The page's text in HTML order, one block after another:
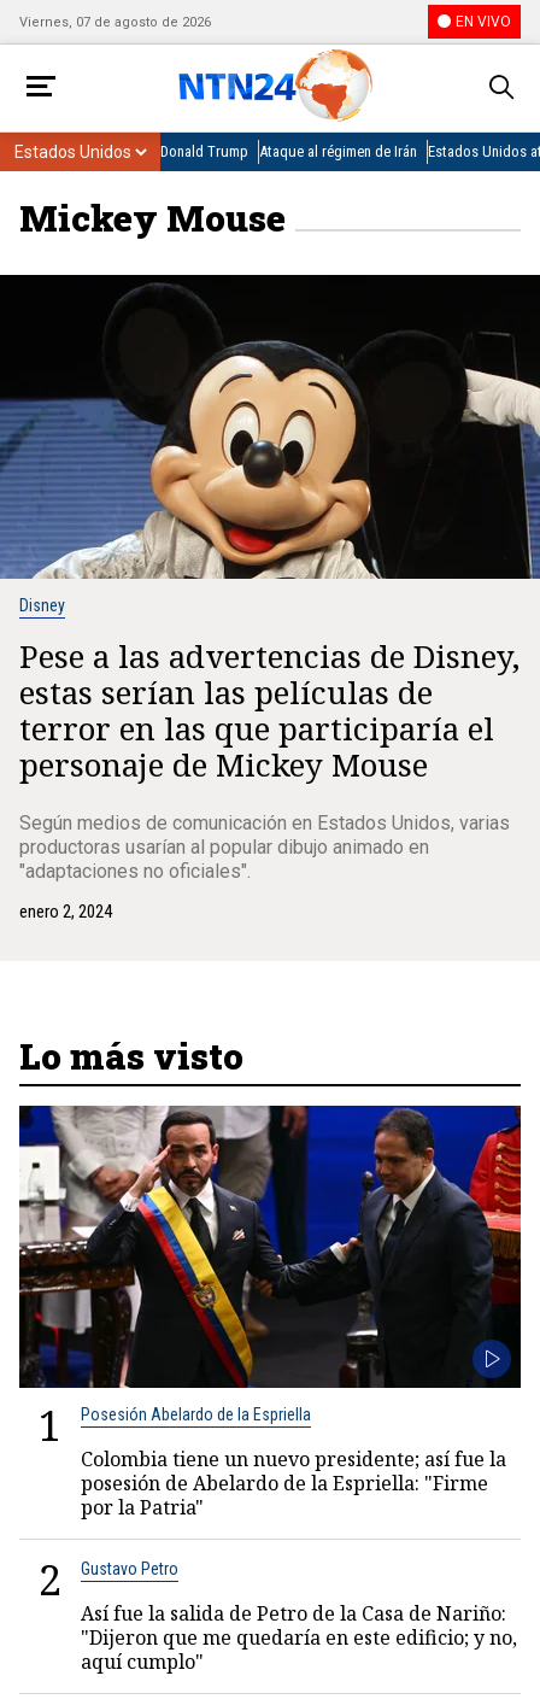
Viernes, 07 de agosto de 2026 EN VIVO
Donald Trump Ataque al régimen de Irán Estados Unidos
Mickey Mouse
Disney
Pese a las advertencias de Disney,
estas serían las películas de
terror en las que participaría el
personaje de Mickey Mouse
Según medios de comunicación en Estados Unidos, varias
productoras usarían al popular dibujo animado en
"adaptaciones no oficiales".
enero 2, 2024
Lo más visto
1 Posesión Abelardo de la Espriella
Colombia tiene un nuevo presidente; así fue la
posesión de Abelardo de la Espriella: "Firme
por la Patria"
2 Gustavo Petro
Así fue la salida de Petro de la Casa de Nariño:
"Dijeron que me quedaría en este edificio; y no,
aquí cumplo"